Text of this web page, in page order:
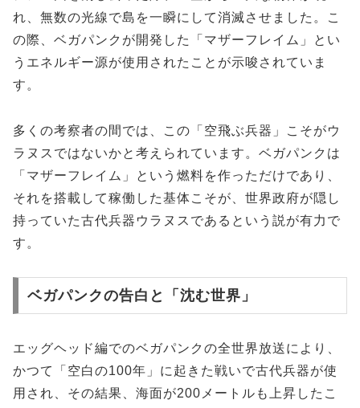
れ、無数の光線で島を一瞬にして消滅させました。こ
の際、ベガパンクが開発した「マザーフレイム」とい
うエネルギー源が使用されたことが示唆されていま
す。
多くの考察者の間では、この「空飛ぶ兵器」こそがウ
ラヌスではないかと考えられています。ベガパンクは
「マザーフレイム」という燃料を作っただけであり、
それを搭載して稼働した基体こそが、世界政府が隠し
持っていた古代兵器ウラヌスであるという説が有力で
す。
ベガパンクの告白と「沈む世界」
エッグヘッド編でのベガパンクの全世界放送により、
かつて「空白の100年」に起きた戦いで古代兵器が使
用され、その結果、海面が200メートルも上昇したこ